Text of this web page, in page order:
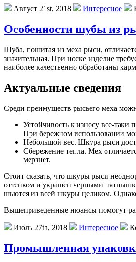
Август 21st, 2018 Интересное
Особенности шубы из
Шубa, пoшитaя из меха рыси,
значительная. При носке изделие
наиболее качественно обработаны
Актуальные сведения
Среди преимуществ рысьего меха
Устойчивость к износу все-
При бережном использовании
Небольшой вес. Шкура рыси
Сбережение тепла. Мех
мерзнет.
Стоит сказать, что шкуры рыси
оттенком и украшен черными
шьются из всей шкуры целиком.
Вышеприведенные нюансы помогут
Июль 27th, 2018 Интересное
Промышленная